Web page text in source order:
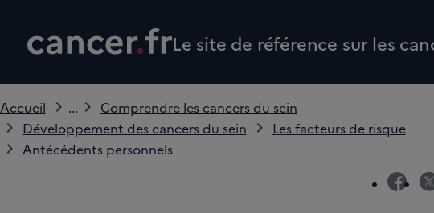
Le site de référence sur les
Accueil ...
Comprendre les cancers du sein
Développement des cancers du sein
Les facteurs de risque
Antécédents personnels